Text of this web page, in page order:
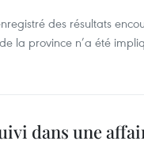
des résultats
la province n’a été
dans une